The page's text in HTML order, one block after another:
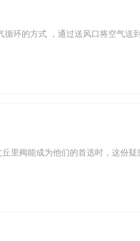
环的方式 ，通过送风口将空气送
里阀能成为他们的首选时，这份